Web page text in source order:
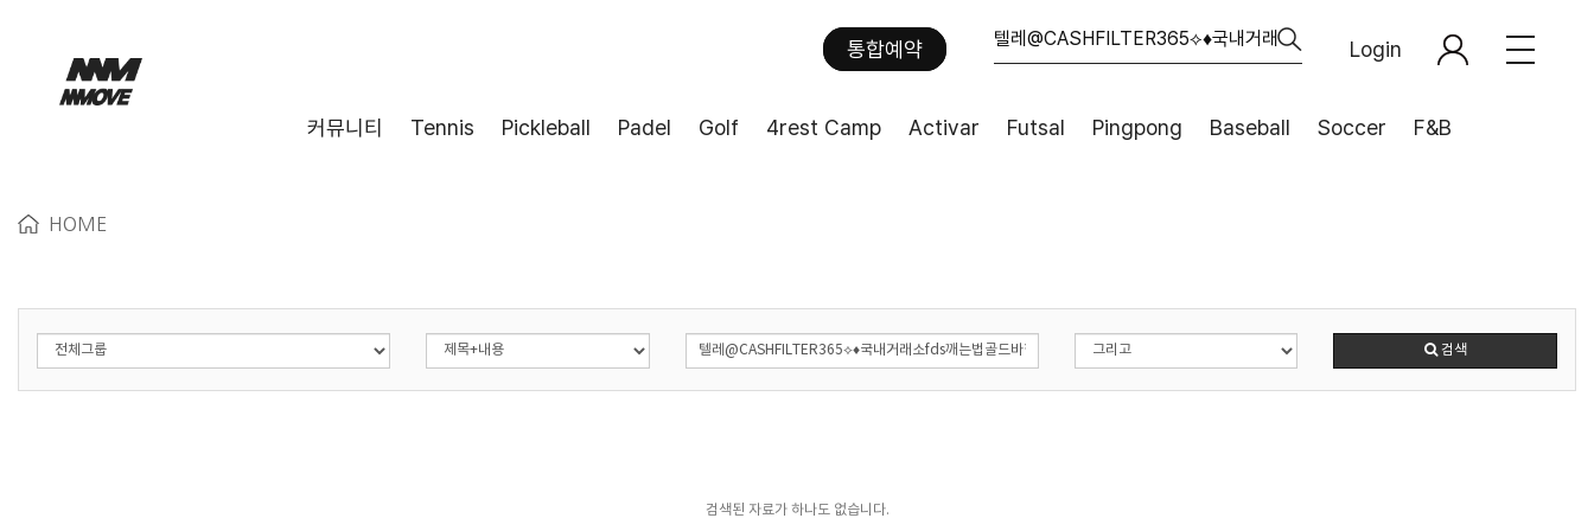
통합예약 Login
커뮤니티 Tennis Pickleball Padel Golf 4rest Camp Activar Futsal Pingpong Baseball Soccer F&B
HOME
검색
검색된 자료가 하나도 없습니다.